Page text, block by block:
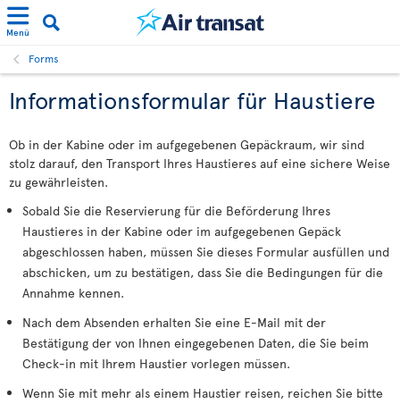
Menü
Forms
Informationsformular für Haustiere
Ob in der Kabine oder im aufgegebenen Gepäckraum, wir sind
stolz darauf, den Transport Ihres Haustieres auf eine sichere Weise
zu gewährleisten.
Sobald Sie die Reservierung für die Beförderung Ihres
Haustieres in der Kabine oder im aufgegebenen Gepäck
abgeschlossen haben, müssen Sie dieses Formular ausfüllen und
abschicken, um zu bestätigen, dass Sie die Bedingungen für die
Annahme kennen.
Nach dem Absenden erhalten Sie eine E-Mail mit der
Bestätigung der von Ihnen eingegebenen Daten, die Sie beim
Check-in mit Ihrem Haustier vorlegen müssen.
Wenn Sie mit mehr als einem Haustier reisen, reichen Sie bitte